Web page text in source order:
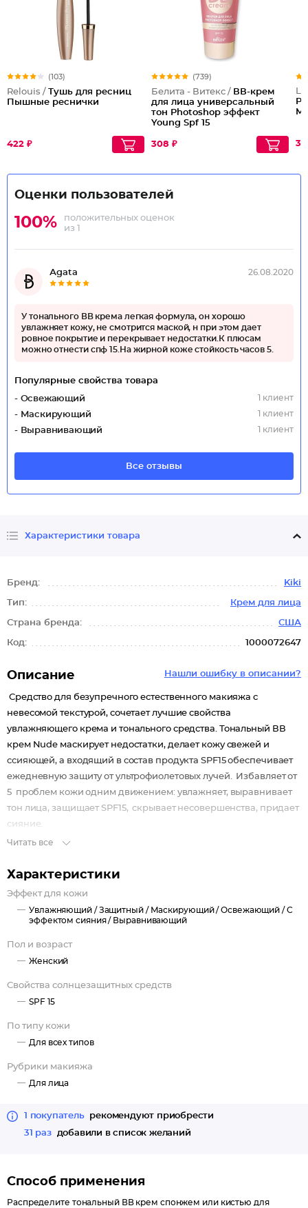
(103)
Relouis / Тушь для ресниц
Пышные реснички
422 ₽
(739)
Белита - Витекс / ВВ-крем
для лица универсальный
тон Photoshop эффект
Young Spf 15
308 ₽
Оценки пользователей
100%
положительных оценок
из 1
Аgаtа 26.08.2020
У тонального ВВ крема легкая формула, он хорошо
увлажняет кожу, не смотрится маской, н при этом дает
ровное покрытие и перекрывает недостатки.К плюсам
можно отнести спф 15.На жирной коже стойкость часов 5.
Популярные свойства товара
- Освежающий
1 клиент
- Маскирующий 1 клиент
- Выравнивающий 1 клиент
Все отзывы
Характеристики товара
Бренд: Kiki
Тип: Крем для лица
Страна бренда: США
Код: 1000072647
Нашли ошибку в описании?
Описание
Средство для безупречного естественного макияжа с
невесомой текстурой, сочетает лучшие свойства
увлажняющего крема и тонального средства. Тональный ВВ
крем Nude маскирует недостатки, делает кожу свежей и
ссияющей, а входящий в состав продукта SPF15 обеспечивает
ежедневную защиту от ультрофиолетовых лучей. Избавляет от
5 проблем кожи одним движением: увлажняет, выравнивает
тон лица, защищает SPF15, скрывает несовершенства, придает
сияние.
Читать все
Характеристики
Эффект для кожи
Увлажняющий /Защитный / Маскирующий /Освежающий /С
эффектом сияния / Выравнивающий
Пол и возраст
Женский
Свойства солнцезащитных средств
SPF 15
По типу кожи
Для всех типов
Рубрики макияжа
Для лица
1 покупатель
рекомендуют приобрести
31 раз
добавили в список желаний
Способ применения
Распределите тональный ВВ крем спонжем или кистью для